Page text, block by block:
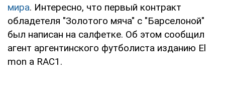
мира. Интересно, что первый контракт
обладетеля "Золотого мяча" с "Барселоной"
был написан на салфетке. Об этом сообщил
агент аргентинского футболиста изданию El
mon a RAC1.